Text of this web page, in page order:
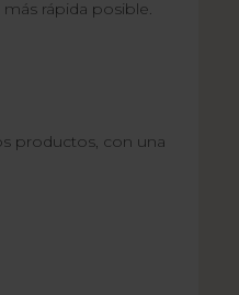
rápida posible.
productos, con una